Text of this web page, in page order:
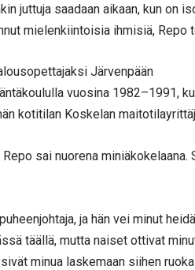
juttuja saadaan aikaan, kun on
mielenkiintoisia ihmisiä, Repo
Järvenpään
vuosina 1982–1991,
kotitilan Koskelan
sai nuorena miniäkokelaana.
ja hän vei minut
täällä, mutta naiset ottivat
minua laskemaan siihen